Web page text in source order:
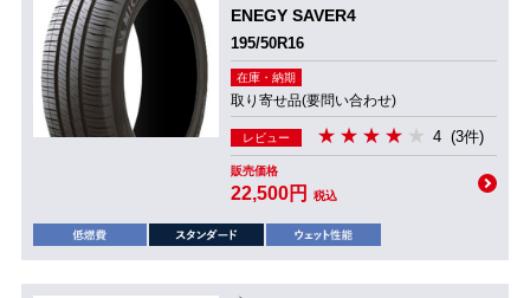
ENEGY SAVER4
195/50R16
在庫・納期
取り寄せ品(要問い合わせ)
レビュー 4 (3件)
販売価格
22,500円 税込